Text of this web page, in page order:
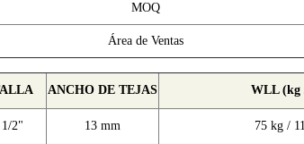
MOQ
Área de Ventas
ANCHO DE TEJAS WLL (kg
1/2" 13 mm 75 kg /